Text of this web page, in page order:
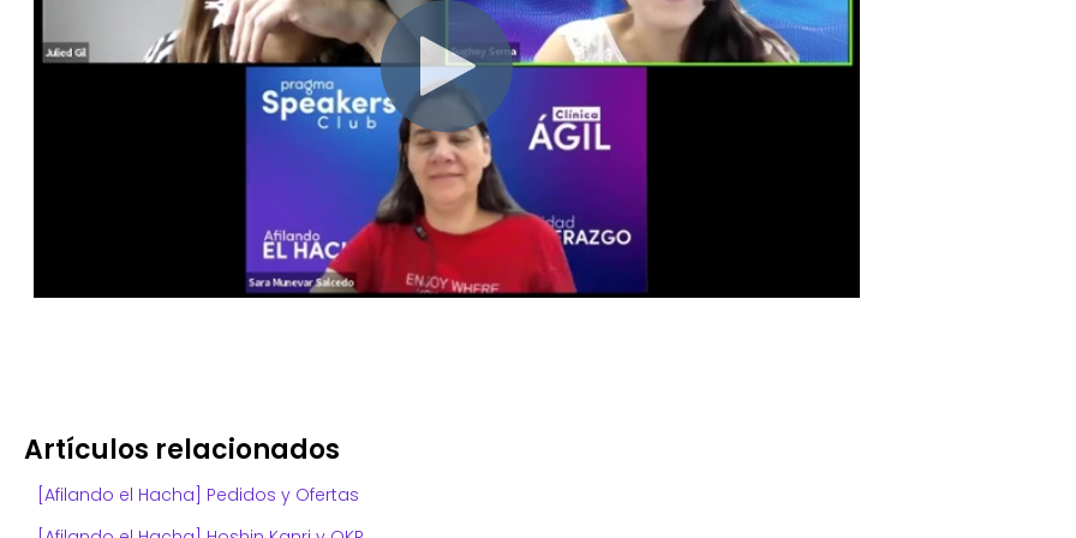
Artículos relacionados
[Afilando el Hacha] Pedidos y Ofertas